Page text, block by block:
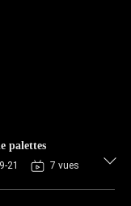
palettes
21 7 vues